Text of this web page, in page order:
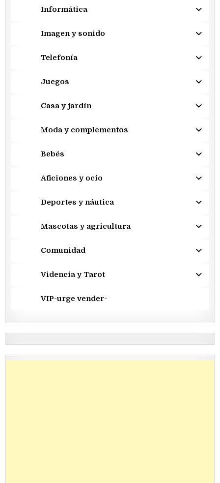
Informática
Imagen y sonido
Telefonía
Juegos
Casa y jardín
Moda y complementos
Bebés
Aficiones y ocio
Deportes y náutica
Mascotas y agricultura
Comunidad
Videncia y Tarot
VIP-urge vender-